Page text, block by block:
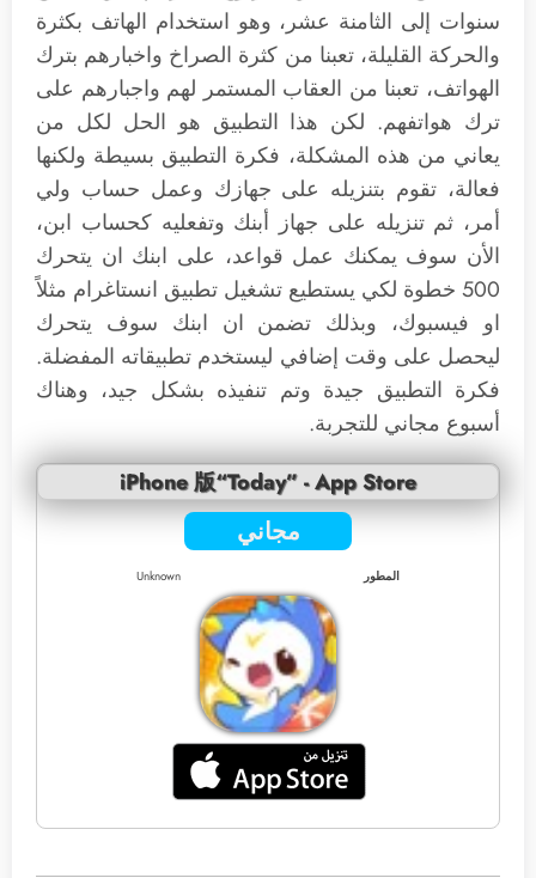
سنوات إلى الثامنة عشر، وهو استخدام الهاتف بكثرة
والحركة القليلة، تعبنا من كثرة الصراخ واخبارهم بترك
الهواتف، تعبنا من العقاب المستمر لهم واجبارهم على
ترك هواتفهم. لكن هذا التطبيق هو الحل لكل من
يعاني من هذه المشكلة، فكرة التطبيق بسيطة ولكنها
فعالة، تقوم بتنزيله على جهازك وعمل حساب ولي
أمر، ثم تنزيله على جهاز أبنك وتفعليه كحساب ابن،
الأن سوف يمكنك عمل قواعد، على ابنك ان يتحرك
500 خطوة لكي يستطيع تشغيل تطبيق انستاغرام مثلاً
او فيسبوك، وبذلك تضمن ان ابنك سوف يتحرك
ليحصل على وقت إضافي ليستخدم تطبيقاته المفضلة.
فكرة التطبيق جيدة وتم تنفيذه بشكل جيد، وهناك
أسبوع مجاني للتجربة.
iPhone 版“Today” - App Store
مجاني
المطور Unknown